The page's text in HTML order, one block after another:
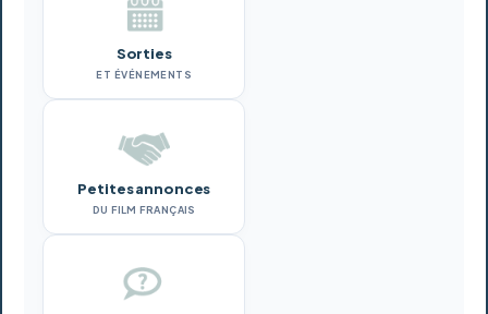
Sorties
ET ÉVÉNEMENTS
Petites annonces
DU FILM FRANÇAIS